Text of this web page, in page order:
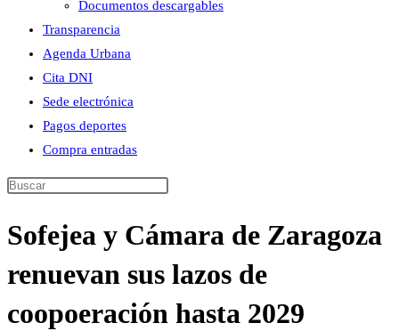
Documentos descargables
Transparencia
Agenda Urbana
Cita DNI
Sede electrónica
Pagos deportes
Compra entradas
Buscar
esta
Sofejea y Cámara de Zaragoza
renuevan sus lazos de
coopoeración hasta 2029